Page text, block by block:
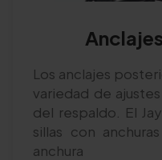
Los anclajes
variedad de
del respaldo. El
sillas con
anchura